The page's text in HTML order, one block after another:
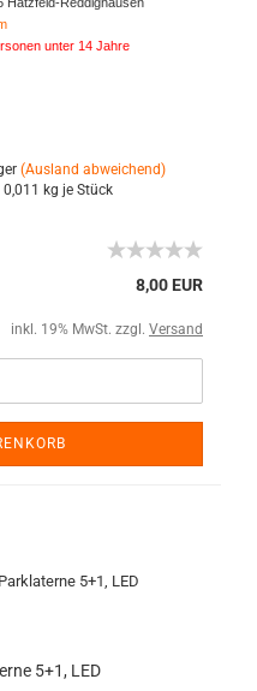
unter 14 Jahre
(Ausland abweichend)
0,011 kg je Stück
8,00 EUR
inkl. 19% MwSt. zzgl. Versand
5+1, LED